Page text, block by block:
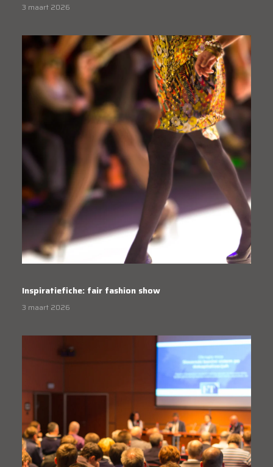
3 maart 2026
Inspiratiefiche: fair fashion show
3 maart 2026